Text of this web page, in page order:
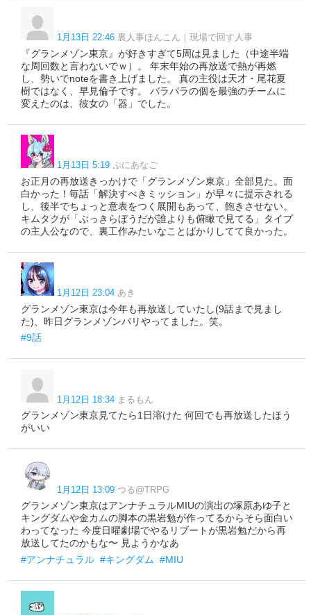
1月13日 22:46 裏人事ほんこん｜現場で回す人事
『グランメゾン東京』が好きすぎて5周は見ました（中途半端
な周回数と言わないでｗ）。 年末年始の再放送で熱が再燃
し、勢いでnoteを書き上げました。 真の主役は天才・尾花夏
樹ではなく、早見倫子です。 バラバラの個を最強のチームに
変えたのは、彼女の「器」でした。
1月13日 5:19 ぷにあなご
お正月の再放送きっかけで「グランメゾン東京」全部見た。面
白かった！毎話「解決すべきミッション」が早々に提示される
し、後半でちょっと意表をつく展開もあって、飽きさせない。
キムタクが「ぶっきらぼうだが誰よりも俯瞰で見てる」タイプ
の主人公なので、裏工作みたいなことばかりしてて良かった。
1月12日 23:04 あき
グランメゾン東京は今年も再放送していたし(9話まで見まし
た)、昨日グランメゾンパリやってました。笑。
#9話
1月12日 18:34 まるもん
グランメゾン東京見てたら1日溶けた 何回でも再放送したほう
がいい
1月12日 13:09 つる@TRPG
グランメゾン東京はアンナチュラルMIUの演出の塚原あゆ子と
キングダムや金カムの脚本の黒岩勉が作ってるからそら面白い
わってなった 今度日曜劇場でやるリブートが黒岩勉だから再
放送してたのかもな〜 見ようかなあ
#アンナチュラル #キングダム #MIU